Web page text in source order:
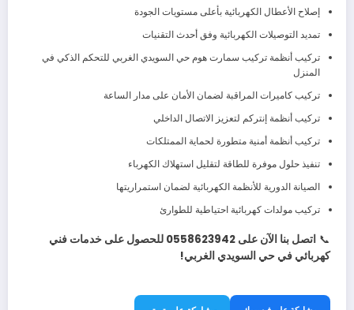
إصلاح الأعطال الكهربائية بأعلى مستويات الجودة
تمديد التوصيلات الكهربائية وفق أحدث التقنيات
تركيب أنظمة تركيب سمارت هوم حي السويدي الغربي للتحكم الذكي في
المنزل
تركيب كاميرات المراقبة لضمان الأمان على مدار الساعة
تركيب أنظمة إنتركم لتعزيز الاتصال الداخلي
تركيب أنظمة أمنية متطورة لحماية الممتلكات
تنفيذ حلول موفرة للطاقة لتقليل استهلاك الكهرباء
الصيانة الدورية للأنظمة الكهربائية لضمان استمراريتها
تركيب مولدات كهربائية احتياطية للطوارئ
📞
اتصل بنا الآن على 0558623942 للحصول على خدمات فني
كهربائي في حي السويدي الغربي!